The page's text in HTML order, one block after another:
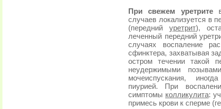
При свежем уретрите
случаев локализуется в
(передний уретрит),
леченный передний
случаях воспаление
сфинктера, захватывая
остром течении такой
неудержимыми
мочеиспускания,
пиурией. При
симптомы колликулита:
примесь крови к сперме